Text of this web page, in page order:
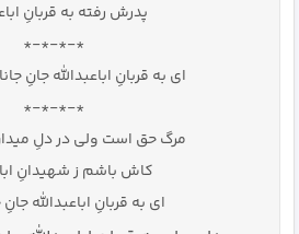
پدرش رفته به قربانِ
*-*-*-*
ای به قربانِ اباعبدالله جانِ
*-*-*-*
مرگ حق است ولی در دلِ
کاش باشم ز شهیدانِ
ای به قربانِ اباعبدالله